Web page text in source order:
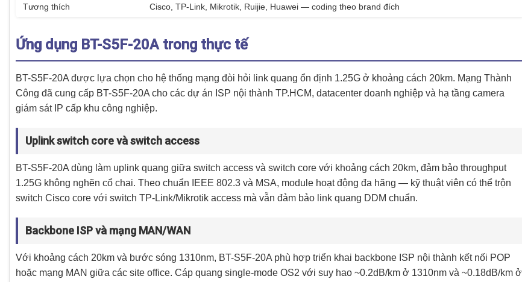
Tương thích Cisco, TP-Link, Mikrotik, Ruijie, Huawei — coding theo brand đích
Ứng dụng BT-S5F-20A trong thực tế
BT-S5F-20A được lựa chọn cho hệ thống mạng đòi hỏi link quang ổn định 1.25G ở khoảng cách 20km. Mạng Thành
Công đã cung cấp BT-S5F-20A cho các dự án ISP nội thành TP.HCM, datacenter doanh nghiệp và hạ tầng camera
giám sát IP cấp khu công nghiệp.
Uplink switch core và switch access
BT-S5F-20A dùng làm uplink quang giữa switch access và switch core với khoảng cách 20km, đảm bảo throughput
1.25G không nghẽn cổ chai. Theo chuẩn IEEE 802.3 và MSA, module hoạt động đa hãng — kỹ thuật viên có thể trộn
switch Cisco core với switch TP-Link/Mikrotik access mà vẫn đảm bảo link quang DDM chuẩn.
Backbone ISP và mạng MAN/WAN
Với khoảng cách 20km và bước sóng 1310nm, BT-S5F-20A phù hợp triển khai backbone ISP nội thành kết nối POP
hoặc mạng MAN giữa các site office. Cáp quang single-mode OS2 với suy hao ~0.2dB/km ở 1310nm và ~0.18dB/km ở